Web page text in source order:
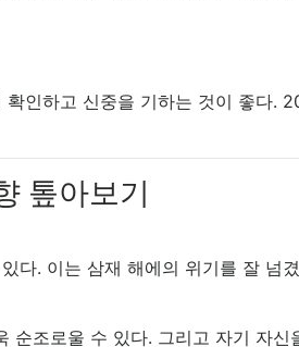
인하고 신중을 기하는 것이 좋다.
톺아보기
다. 이는 삼재 해에의 위기를 잘 넘
순조로울 수 있다. 그리고 자기 자신